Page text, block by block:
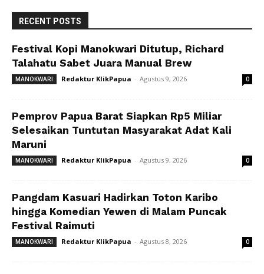
RECENT POSTS
Festival Kopi Manokwari Ditutup, Richard
Talahatu Sabet Juara Manual Brew
MANOKWARI Redaktur KlikPapua - Agustus 9, 2026 0
Pemprov Papua Barat Siapkan Rp5 Miliar
Selesaikan Tuntutan Masyarakat Adat Kali
Maruni
MANOKWARI Redaktur KlikPapua - Agustus 9, 2026 0
Pangdam Kasuari Hadirkan Toton Karibo
hingga Komedian Yewen di Malam Puncak
Festival Raimuti
MANOKWARI Redaktur KlikPapua - Agustus 8, 2026 0